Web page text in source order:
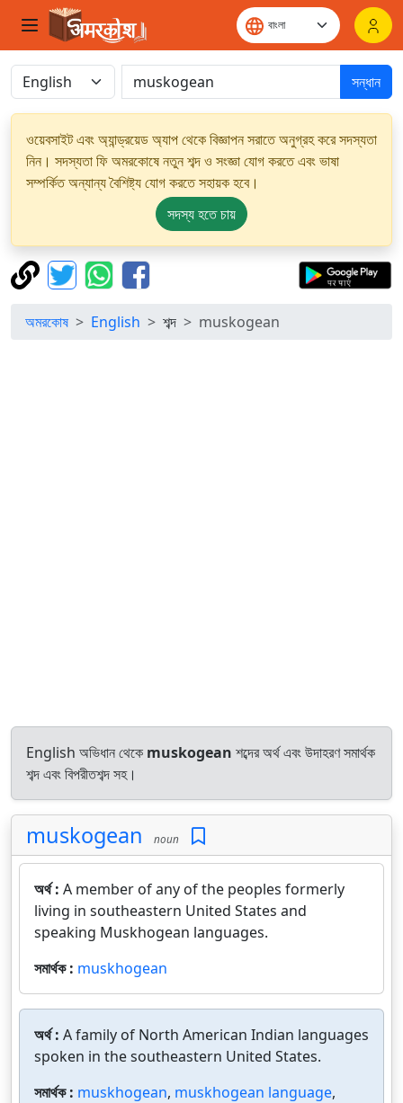
সন্ধান
ওয়েবসাইট এবং অ্যান্ড্রয়েড অ্যাপ থেকে বিজ্ঞাপন সরাতে অনুগ্রহ করে সদস্যতা
নিন। সদস্যতা ফি অমরকোষে নতুন শব্দ ও সংজ্ঞা যোগ করতে এবং ভাষা
সম্পর্কিত অন্যান্য বৈশিষ্ট্য যোগ করতে সহায়ক হবে।
সদস্য হতে চায়
অমরকোষ English শব্দ muskogean
English অভিধান থেকে muskogean শব্দের অর্থ এবং উদাহরণ সমার্থক
শব্দ এবং বিপরীতশব্দ সহ।
muskogean noun
অর্থ : A member of any of the peoples formerly
living in southeastern United States and
speaking Muskhogean languages.
সমার্থক : muskhogean
অর্থ : A family of North American Indian languages
spoken in the southeastern United States.
সমার্থক : muskhogean, muskhogean language,